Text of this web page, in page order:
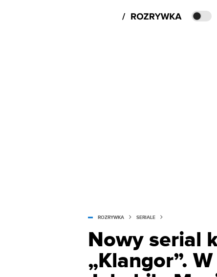
ROZRYWKA SERIALE
Nowy serial
„Klangor”.